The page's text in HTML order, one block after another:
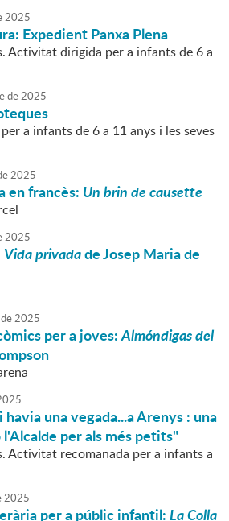
2025
Expedient Panxa Plena
Activitat dirigida per a infants de 6 a
de2025
a infants de 6 a 11 anys i les seves
2025
en francès: Un brin de causette
2025
Vida privadade Josep Maria de
de2025
per a joves:Almóndigas del
una vegada...a Arenys : una
per als més petits"
Activitat recomanada per a infants a
2025
per a públic infantil:La Colla